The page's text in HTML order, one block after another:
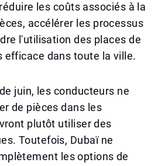
les coûts associés à la
accélérer les processus
l'utilisation des places de
efficace dans toute la ville.
juin, les conducteurs ne
de pièces dans les
plutôt utiliser des
Toutefois, Dubaï ne
les options de